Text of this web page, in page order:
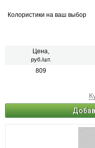
Колористики на ваш выбор
Цена,
руб./шт.
809